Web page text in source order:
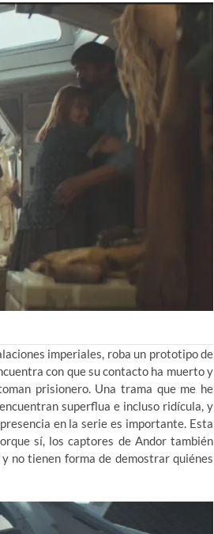
imperiales, roba un prototipo de
con que su contacto ha muerto y
prisionero. Una trama que me he
superflua e incluso ridícula, y
en la serie es importante. Esta
sí, los captores de Andor también
no tienen forma de demostrar quiénes